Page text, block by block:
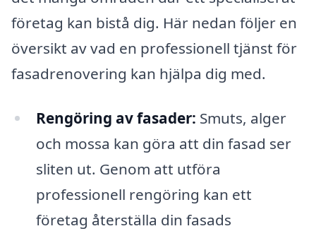
företag kan bistå dig. Här nedan följer en
översikt av vad en professionell tjänst för
fasadrenovering kan hjälpa dig med.
Rengöring av fasader: Smuts, alger
och mossa kan göra att din fasad ser
sliten ut. Genom att utföra
professionell rengöring kan ett
företag återställa din fasads